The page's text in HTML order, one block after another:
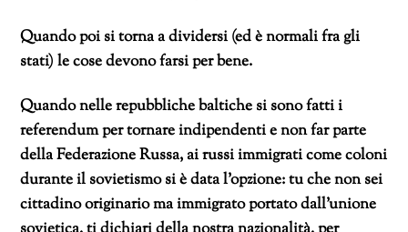
Quando poi si torna a dividersi (ed è normali fra gli
stati) le cose devono farsi per bene.
Quando nelle repubbliche baltiche si sono fatti i
referendum per tornare indipendenti e non far parte
della Federazione Russa, ai russi immigrati come coloni
durante il sovietismo si è data l’opzione: tu che non sei
cittadino originario ma immigrato portato dall’unione